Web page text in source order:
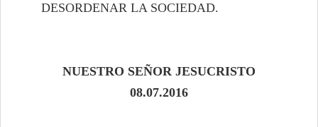
DESORDENAR LA SOCIEDAD.
NUESTRO SEÑOR JESUCRISTO
08.07.2016